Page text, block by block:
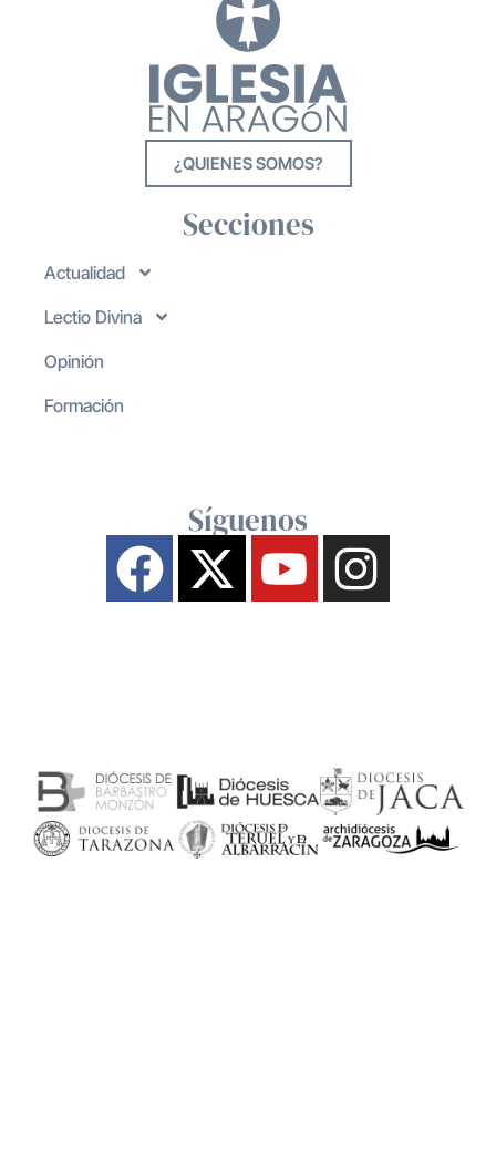
¿QUIENES SOMOS?
Secciones
Actualidad
Lectio Divina
Opinión
Formación
Síguenos